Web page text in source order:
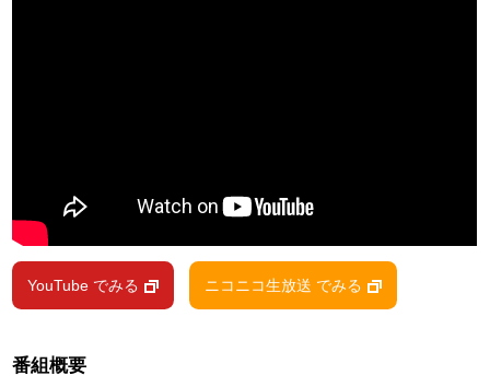
YouTube でみる ニコニコ生放送 でみる
番組概要